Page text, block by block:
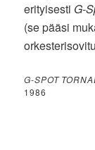
erityisesti G-
(se pääsi
G-SPOT
1986